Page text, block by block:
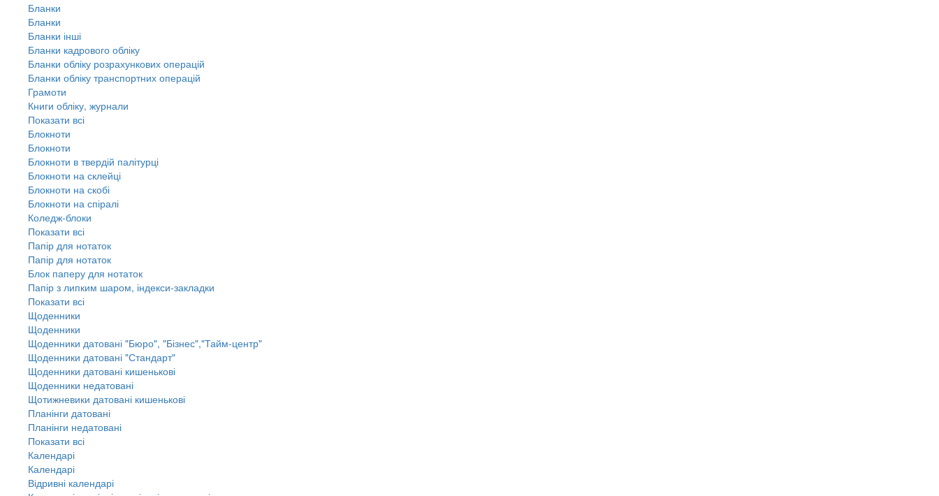
Бланки
Бланки
Бланки інші
Бланки кадрового обліку
Бланки обліку розрахункових операцій
Бланки обліку транспортних операцій
Грамоти
Книги обліку, журнали
Показати всі
Блокноти
Блокноти
Блокноти в твердій палітурці
Блокноти на склейці
Блокноти на скобі
Блокноти на спіралі
Коледж-блоки
Показати всі
Папір для нотаток
Папір для нотаток
Блок паперу для нотаток
Папір з липким шаром, індекси-закладки
Показати всі
Щоденники
Щоденники
Щоденники датовані "Бюро", "Бізнес","Тайм-центр"
Щоденники датовані "Стандарт"
Щоденники датовані кишенькові
Щоденники недатовані
Щотижневики датовані кишенькові
Планінги датовані
Планінги недатовані
Показати всі
Календарі
Календарі
Відривні календарі